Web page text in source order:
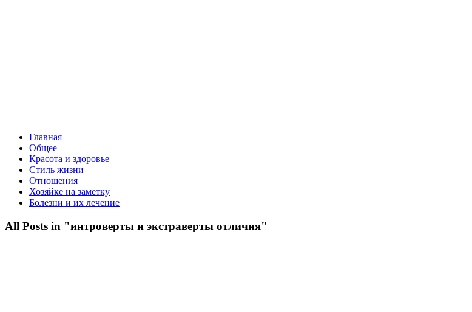
Главная
Общее
Красота и здоровье
Стиль жизни
Отношения
Хозяйке на заметку
Болезни и их лечение
All Posts in "интроверты и экстраверты отличия"